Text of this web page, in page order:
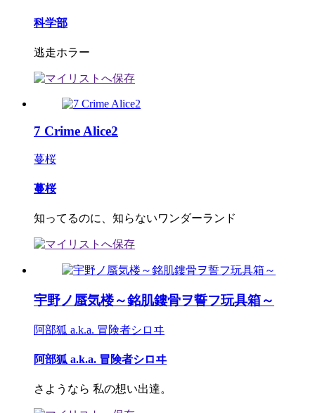
科学部
逃走ホラー
7 Crime Alice2
蔓桜
蔓桜
知ってるのに、知らないワンダーランド
宇野ノ蜃気楼～銘肌鏤骨ヲ誓フ玩具箱～
阿部狐 a.k.a. 冒険者シロヰ
阿部狐 a.k.a. 冒険者シロヰ
さようなら 私の想い出達。